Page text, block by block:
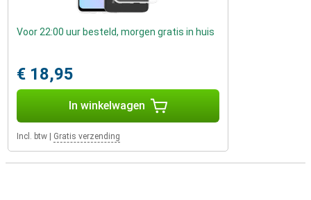
Voor 22:00 uur besteld, morgen gratis in huis
€ 18,95
In winkelwagen
Incl. btw Gratis verzending